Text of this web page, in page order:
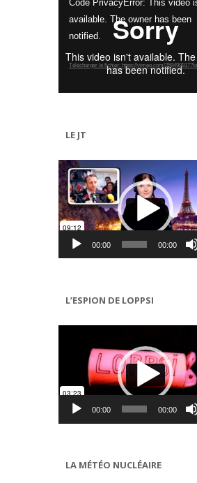
vidéo
Code PrivacyError: This video
available. The owner has been
notified.
Télécharger le fichier: https://vimeo.com/
LE JT
Lecteur
vidéo
00:00 00:00
L’ESPION DE LOPPSI
Lecteur
00:00 00:00
LA MÉTÉO NUCLÉAIRE